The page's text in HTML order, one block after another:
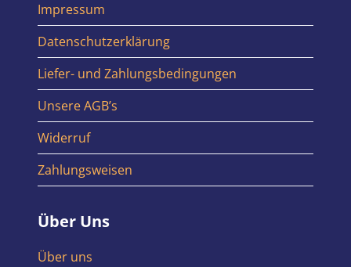
Impressum
Datenschutzerklärung
Liefer- und Zahlungsbedingungen
Unsere AGB’s
Widerruf
Zahlungsweisen
Über Uns
Über uns